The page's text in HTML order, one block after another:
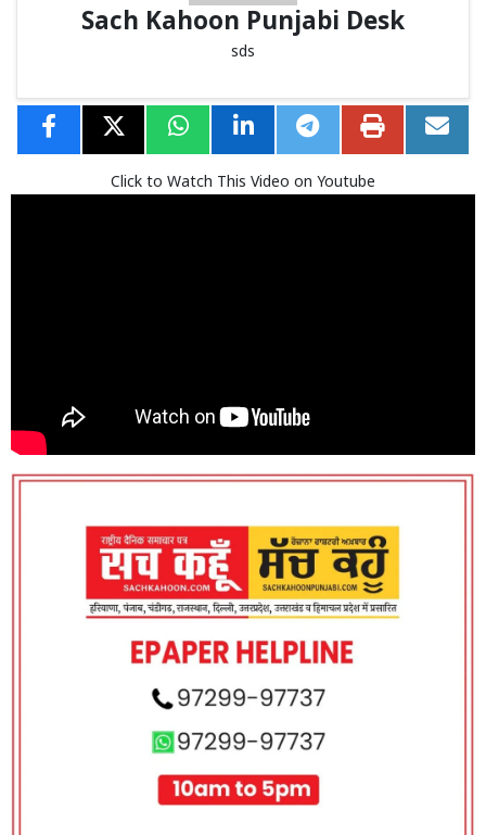
Sach Kahoon Punjabi Desk
sds
Click to Watch This Video on Youtube